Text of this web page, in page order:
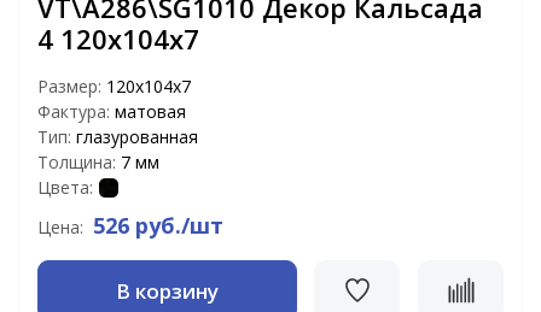
VT\A286\SG1010 Декор Кальсада
4 120х104х7
Размер: 120х104х7
Фактура: матовая
Тип: глазурованная
Толщина: 7 мм
Цвета:
Цена: 526 руб./шт
В корзину